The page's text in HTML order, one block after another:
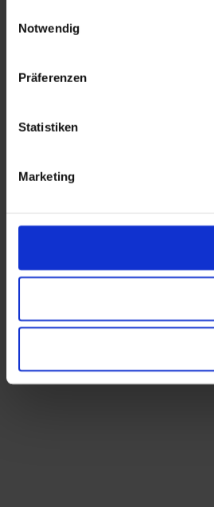
Notwendig
Präferenzen
Statistiken
Marketing